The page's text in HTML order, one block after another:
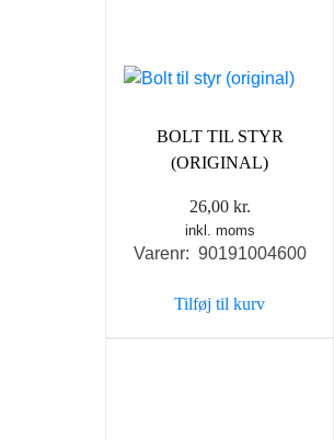
BOLT TIL STYR
(ORIGINAL)
26,00 kr.
inkl. moms
Varenr: 90191004600
Tilføj til kurv